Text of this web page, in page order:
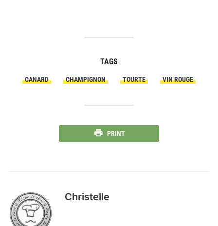
TAGS
CANARD CHAMPIGNON TOURTE VIN ROUGE
PRINT
Christelle